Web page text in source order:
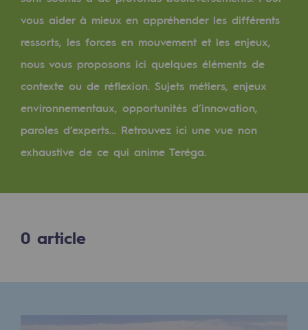
Transversalité et Collaboratif
Notre culture et nos valeurs
Une organisation certifiée
Notre organisation
Notre organisation
Indicateurs
Les énergies d'avenir
vous aider à mieux en appréhender les différents
ressorts, les forces en mouvement et les enjeux,
nous vous proposons ici quelques éléments de
contexte ou de réflexion. Sujets métiers, enjeux
environnementaux, opportunités d’innovation,
paroles d’experts… Retrouvez ici une vue non
exhaustive de ce qui anime Teréga.
0 article